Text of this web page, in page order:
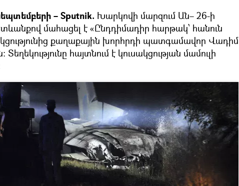
– Sputnik. Խարկովի մարզում Ան– 26-ի
մահացել է «Ընդդիմադիր հարթակ՝ հանուն
քաղաքային խորհրդի պատգամավոր Վադիմ
Տեղեկությունը հայտնում է կուսակցության մամուլի